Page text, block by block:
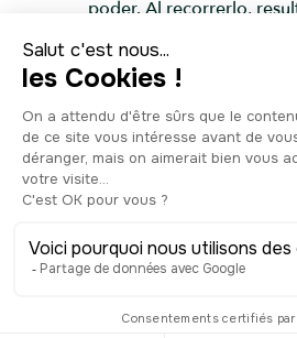
poder. Al recorrerlo,
imaginar la riqueza de
demás arzobispos de
en una de sus suntuosas
ofreció su primer
corte. Tenía penas seis, en
Volvería en varias
para los arzobispos, que,
auténtico virtuoso.
celebran conciertos en la
a uno, infórmate bien: es